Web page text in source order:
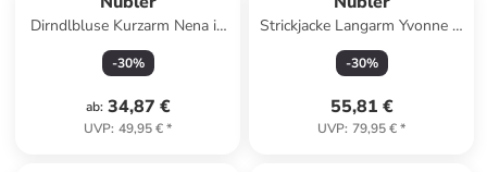
Dirndlbluse Kurzarm Nena in
Weiß
-30%
ab: 34,87 €
UVP: 49,95 €*
Strickjacke Langarm Yvonne in
Silber
-30%
55,81 €
UVP: 79,95 €*